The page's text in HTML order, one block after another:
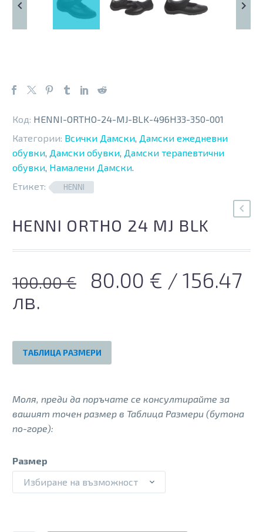
Код: HENNI-ORTHO-24-MJ-BLK-496H33-350-001
Категории: Всички Дамски, Дамски ежедневни
обувки, Дамски обувки, Дамски терапевтични
обувки, Намалени Дамски.
Етикет:
HENNI
HENNI ORTHO 24 MJ BLK
100.00€
Original
100.00 €.
80.00 € Текущата
/ 156.47
лв.
ТАБЛИЦА РАЗМЕРИ
Моля, преди да поръчате се консултирайте за
вашият точен размер в Таблица Размери (бутона
по-горе):
Размер
Избиране на възможност